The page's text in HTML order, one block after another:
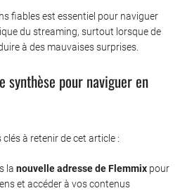
fiables est essentiel pour naviguer
du streaming, surtout lorsque de
à des mauvaises surprises.
synthèse pour naviguer en
à retenir de cet article :
la nouvelle adresse de Flemmix pour
et accéder à vos contenus